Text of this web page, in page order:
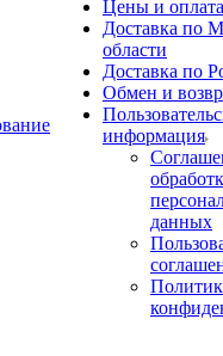
Цены и оплата
Доставка по
области
Доставка по
Обмен и
информация
данных